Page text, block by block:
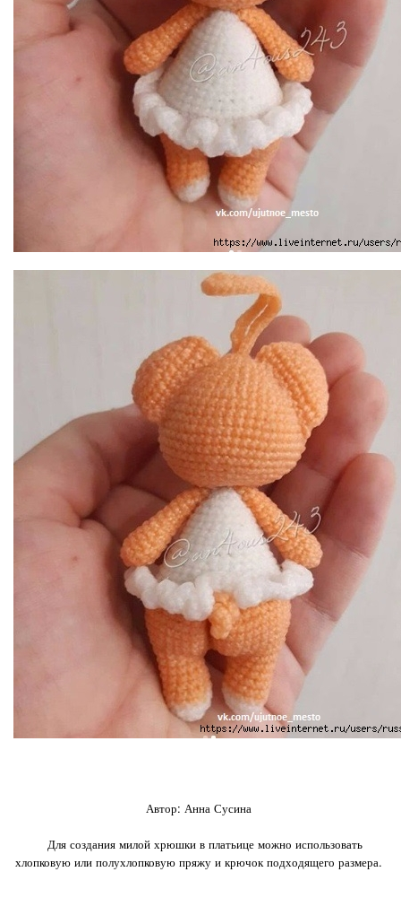
Автор: Анна Сусина
⠀Для создания милой хрюшки в платьице можно использовать
хлопковую или полухлопковую пряжу и крючок подходящего размера.